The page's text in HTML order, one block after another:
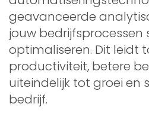
geavanceerde
jouw bedrijfsprocessen
optimaliseren. Dit leidt
productiviteit, betere
uiteindelijk tot groei en
bedrijf.